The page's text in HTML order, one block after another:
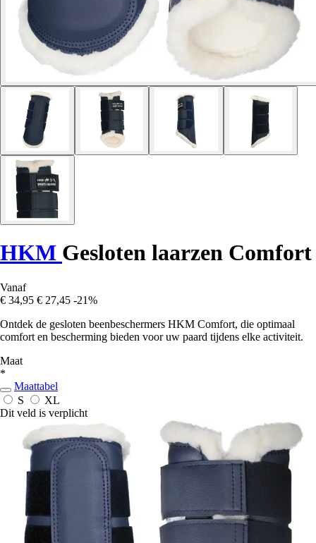
HKM Gesloten laarzen Comfort
Vanaf
€ 34,95 € 27,45 -21%
Ontdek de gesloten beenbeschermers HKM Comfort, die optimaal
comfort en bescherming bieden voor uw paard tijdens elke activiteit.
Maat
*
Maattabel
S
XL
Dit veld is verplicht